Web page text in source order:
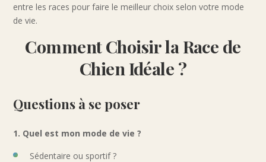
entre les races pour faire le meilleur choix selon votre mode
de vie.
Comment Choisir la Race de
Chien Idéale ?
Questions à se poser
1. Quel est mon mode de vie ?
Sédentaire ou sportif ?